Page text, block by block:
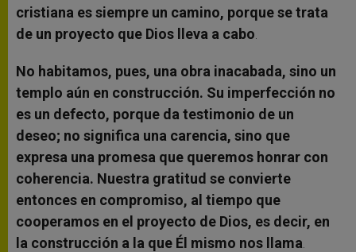
cristiana es siempre un camino, porque se trata
de un proyecto que Dios lleva a cabo
No habitamos, pues, una obra inacabada, sino un
templo aún en construcción. Su imperfección no
es un defecto, porque da testimonio de un
deseo; no significa una carencia, sino que
expresa una promesa que queremos honrar con
coherencia. Nuestra gratitud se convierte
entonces en compromiso, al tiempo que
cooperamos en el proyecto de Dios, es decir, en
la construcción a la que Él mismo nos llama